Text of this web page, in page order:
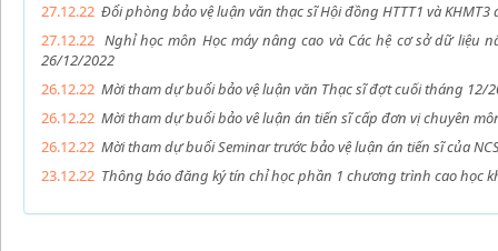
27.12.22 Đổi phòng bảo vệ luận văn thạc sĩ Hội đồng HTTT1 và
27.12.22 Nghỉ học môn Học máy nâng cao và Các hệ cơ sở dữ liệu
26/12/2022
26.12.22 Mời tham dự buổi bảo vệ luận văn Thạc sĩ đợt cuối tháng 12/
26.12.22 Mời tham dự buổi bảo vê luận án tiến sĩ cấp đơn vị chuyên
26.12.22 Mời tham dự buổi Seminar trước bảo vệ luận án tiến sĩ của
23.12.22 Thông báo đăng ký tín chỉ học phần 1 chương trình cao học